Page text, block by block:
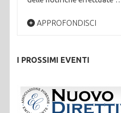
APPROFONDISCI
I PROSSIMI EVENTI